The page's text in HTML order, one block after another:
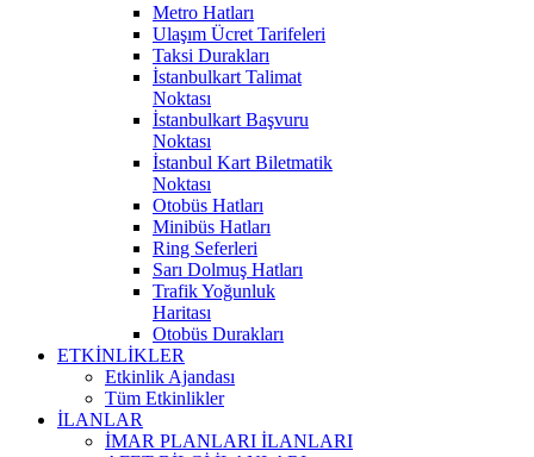
Metro Hatları
Ulaşım Ücret Tarifeleri
Taksi Durakları
İstanbulkart Talimat
Noktası
İstanbulkart Başvuru
Noktası
İstanbul Kart Biletmatik
Noktası
Otobüs Hatları
Minibüs Hatları
Ring Seferleri
Sarı Dolmuş Hatları
Trafik Yoğunluk
Haritası
Otobüs Durakları
ETKİNLİKLER
Etkinlik Ajandası
Tüm Etkinlikler
İLANLAR
İMAR PLANLARI İLANLARI